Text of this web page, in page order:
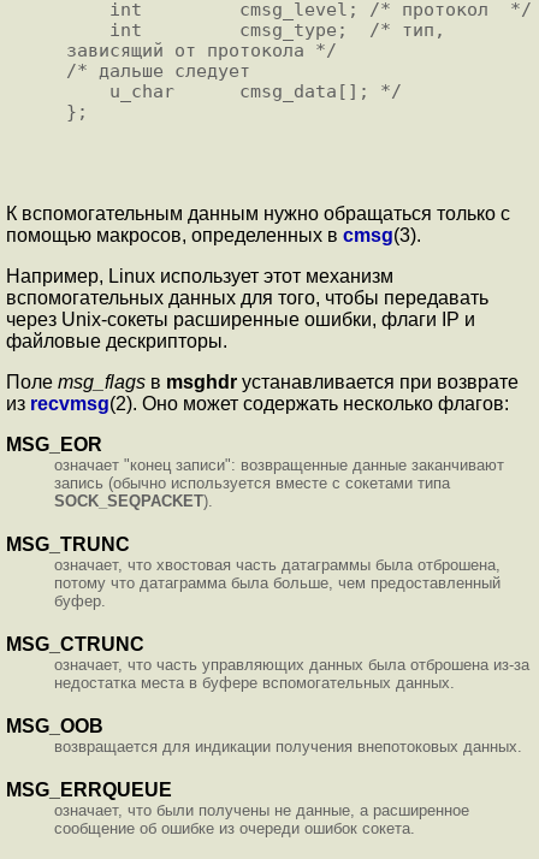
зависящий от протокола */
/* дальше следует
};
К вспомогательным данным нужно обращаться только с
помощью макросов, определенных в cmsg(3).
Например, Linux использует этот механизм
вспомогательных данных для того, чтобы передавать
через Unix-сокеты расширенные ошибки, флаги IP и
файловые дескрипторы.
Поле msg_flags в msghdr устанавливается при возврате
из recvmsg(2). Оно может содержать несколько флагов:
MSG_EOR
означает "конец записи": возвращенные данные заканчивают
запись (обычно используется вместе с сокетами типа
SOCK_SEQPACKET).
MSG_TRUNC
означает, что хвостовая часть датаграммы была отброшена,
потому что датаграмма была больше, чем предоставленный
буфер.
MSG_CTRUNC
означает, что часть управляющих данных была отброшена из-за
недостатка места в буфере вспомогательных данных.
MSG_OOB
возвращается для индикации получения внепотоковых данных.
MSG_ERRQUEUE
означает, что были получены не данные, а расширенное
сообщение об ошибке из очереди ошибок сокета.